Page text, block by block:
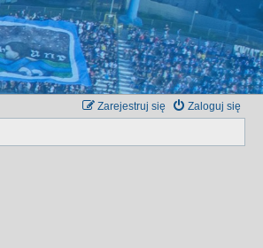
Zaloguj się
Zarejestruj się